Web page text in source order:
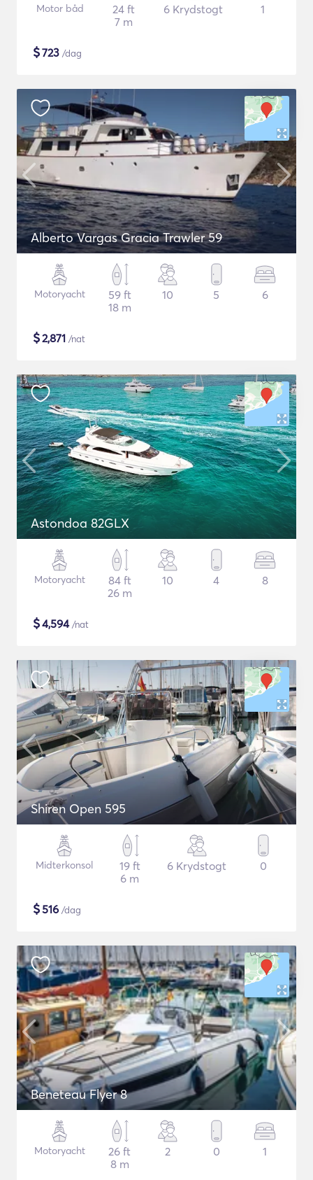
Motor båd
24 ft
7 m
6 Krydstogt 1
$723 /dag
Alberto Vargas Gracia Trawler 59
Motoryacht
59 ft
18 m
10 5 6
$2,871 /nat
Astondoa 82GLX
Motoryacht
84 ft
26 m
10 4 8
$4,594/nat
Shiren Open 595
Midterkonsol
19 ft
6 m
6 Krydstogt 0
$516 /dag
Beneteau Flyer 8
Motoryacht
26 ft
8 m
2 0 1